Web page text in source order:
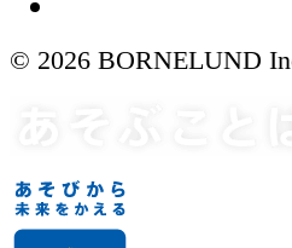
© 2026 BORNELUND